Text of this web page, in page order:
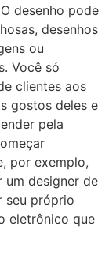
desenho pode
desenhos
ou
Você só
clientes aos
gostos deles e
pela
por exemplo,
designer de
seu próprio
eletrônico que